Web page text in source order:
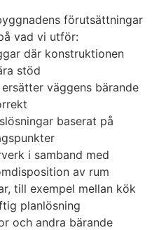
förutsättningar
vad vi utför:
där konstruktionen
stöd
väggens bärande
baserat på
i samband med
av rum
till exempel mellan kök
planlösning
och andra bärande